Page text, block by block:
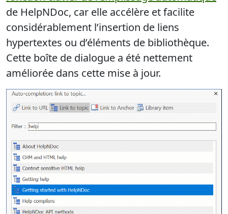
de HelpNDoc, car elle accélère et facilite
considérablement l’insertion de liens
hypertextes ou d’éléments de bibliothèque.
Cette boîte de dialogue a été nettement
améliorée dans cette mise à jour.